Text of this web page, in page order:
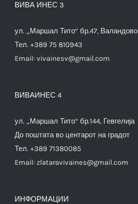
ВИВА ИНЕС 3
ул. „Маршал Тито“ бр.47, Валандово
Тел. +389 75 810943
Email: vivainesv@gmail.com
ВИВАИНЕС 4
ул. „Маршал Тито“ бр.144, Гевгелија
До поштата во центарот на градот
Тел. +389 71380085
Email: zlataravivaines@gmail.com
ИНФОРМАЦИИ